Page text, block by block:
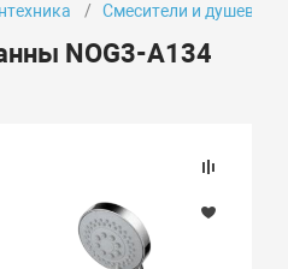
Смесители и душевые
NOG3-A134